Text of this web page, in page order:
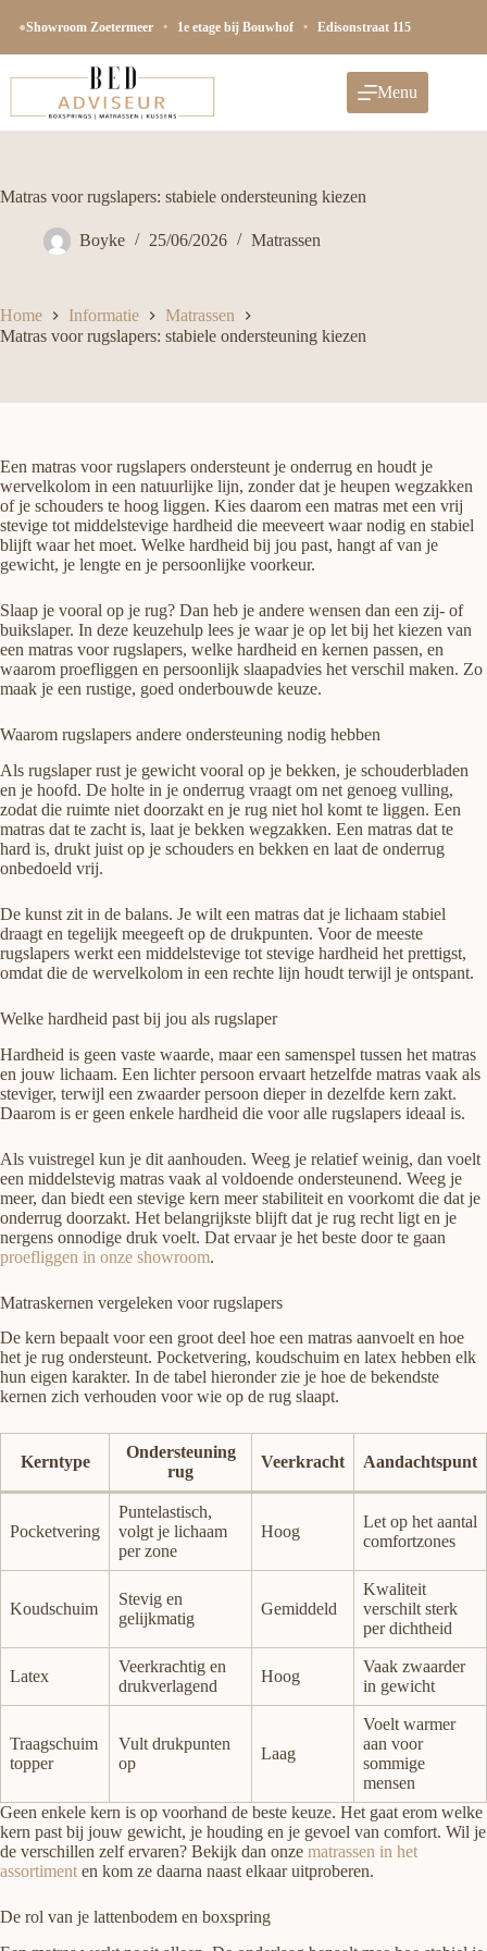
naar
●Showroom Zoetermeer • 1e etage bij Bouwhof • Edisonstraat 115
Menu
Matras voor rugslapers: stabiele ondersteuning kiezen
Boyke 25/06/2026 Matrassen
Home Informatie
Matrassen
Matras voor rugslapers: stabiele ondersteuning kiezen
Een matras voor rugslapers ondersteunt je onderrug en houdt je
wervelkolom in een natuurlijke lijn, zonder dat je heupen wegzakken
of je schouders te hoog liggen. Kies daarom een matras met een vrij
stevige tot middelstevige hardheid die meeveert waar nodig en stabiel
blijft waar het moet. Welke hardheid bij jou past, hangt af van je
gewicht, je lengte en je persoonlijke voorkeur.
Slaap je vooral op je rug? Dan heb je andere wensen dan een zij- of
buikslaper. In deze keuzehulp lees je waar je op let bij het kiezen van
een matras voor rugslapers, welke hardheid en kernen passen, en
waarom proefliggen en persoonlijk slaapadvies het verschil maken. Zo
maak je een rustige, goed onderbouwde keuze.
Waarom rugslapers andere ondersteuning nodig hebben
Als rugslaper rust je gewicht vooral op je bekken, je schouderbladen
en je hoofd. De holte in je onderrug vraagt om net genoeg vulling,
zodat die ruimte niet doorzakt en je rug niet hol komt te liggen. Een
matras dat te zacht is, laat je bekken wegzakken. Een matras dat te
hard is, drukt juist op je schouders en bekken en laat de onderrug
onbedoeld vrij.
De kunst zit in de balans. Je wilt een matras dat je lichaam stabiel
draagt en tegelijk meegeeft op de drukpunten. Voor de meeste
rugslapers werkt een middelstevige tot stevige hardheid het prettigst,
omdat die de wervelkolom in een rechte lijn houdt terwijl je ontspant.
Welke hardheid past bij jou als rugslaper
Hardheid is geen vaste waarde, maar een samenspel tussen het matras
en jouw lichaam. Een lichter persoon ervaart hetzelfde matras vaak als
steviger, terwijl een zwaarder persoon dieper in dezelfde kern zakt.
Daarom is er geen enkele hardheid die voor alle rugslapers ideaal is.
Als vuistregel kun je dit aanhouden. Weeg je relatief weinig, dan voelt
een middelstevig matras vaak al voldoende ondersteunend. Weeg je
meer, dan biedt een stevige kern meer stabiliteit en voorkomt die dat je
onderrug doorzakt. Het belangrijkste blijft dat je rug recht ligt en je
nergens onnodige druk voelt. Dat ervaar je het beste door te gaan
proefliggen in onze showroom.
Matraskernen vergeleken voor rugslapers
De kern bepaalt voor een groot deel hoe een matras aanvoelt en hoe
het je rug ondersteunt. Pocketvering, koudschuim en latex hebben elk
hun eigen karakter. In de tabel hieronder zie je hoe de bekendste
kernen zich verhouden voor wie op de rug slaapt.
Kerntype
Ondersteuning
rug
Veerkracht Aandachtspunt
Pocketvering
Puntelastisch,
volgt je lichaam
per zone
Hoog
Let op het aantal
comfortzones
Koudschuim
Stevig en
gelijkmatig
Gemiddeld
Kwaliteit
verschilt sterk
per dichtheid
Latex
Veerkrachtig en
drukverlagend
Hoog
Vaak zwaarder
in gewicht
Traagschuim
topper
Vult drukpunten
op
Laag
Voelt warmer
aan voor
sommige
mensen
Geen enkele kern is op voorhand de beste keuze. Het gaat erom welke
kern past bij jouw gewicht, je houding en je gevoel van comfort. Wil je
de verschillen zelf ervaren? Bekijk dan onze matrassen in het
assortiment en kom ze daarna naast elkaar uitproberen.
De rol van je lattenbodem en boxspring